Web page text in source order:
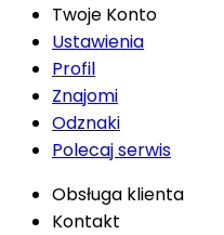
Twoje Konto
Ustawienia
Profil
Znajomi
Odznaki
Polecaj serwis
Obsługa klienta
Kontakt